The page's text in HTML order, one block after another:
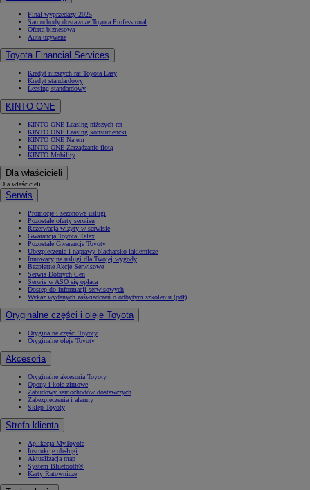
Finał wyprzedaży 2025
Samochody dostawcze Toyota Professional
Oferta biznesowa
Auta używane
Toyota Financial Services
Kredyt niższych rat Toyota Easy
Kredyt standardowy
Leasing standardowy
KINTO ONE
KINTO ONE Leasing niższych rat
KINTO ONE Leasing konsumencki
KINTO ONE Najem
KINTO ONE Zarządzanie flotą
KINTO Mobility
Dla właścicieli
Dla właścicieli
Serwis
Promocje i sezonowe usługi
Pozostałe oferty serwisu
Rezerwacja wizyty w serwisie
Gwarancja Toyota Relax
Pozostałe Gwarancje Toyoty
Ubezpieczenia i naprawy blacharsko-lakiernicze
Innowacyjne usługi dla Twojej wygody
Bezpłatne Akcje Serwisowe
Serwis Dobrych Cen
Serwis w ASO się opłaca
Dostęp do informacji serwisowych
Wykaz wydanych zaświadczeń o odbytym szkoleniu (pdf)
Oryginalne części i oleje Toyota
Oryginalne części Toyoty
Oryginalne oleje Toyoty
Akcesoria
Oryginalne akcesoria Toyoty
Opony i koła zimowe
Zabudowy samochodów dostawczych
Zabezpieczenia i alarmy
Sklep Toyoty
Strefa klienta
Aplikacja MyToyota
Instrukcje obsługi
Aktualizacja map
System Bluetooth®
Karty Ratownicze